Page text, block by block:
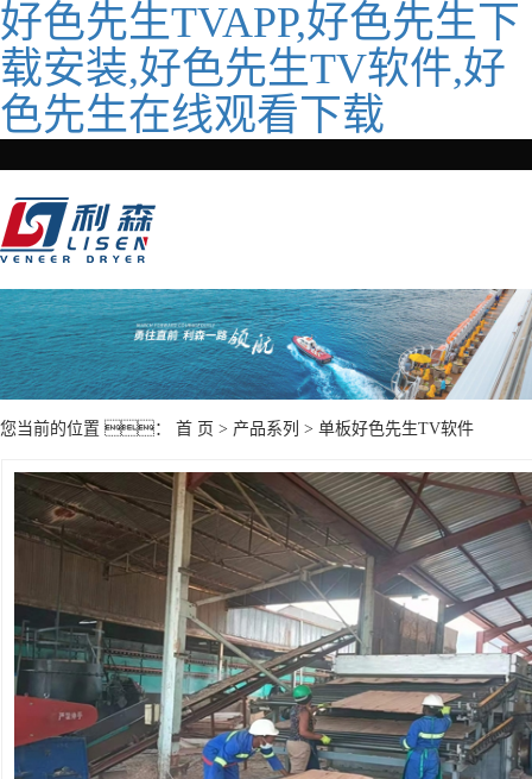
好色先生TVAPP,好色先生下
载安装,好色先生TV软件,好
色先生在线观看下载
您当前的位置 ： 首 页 > 产品系列 > 单板好色先生TV软件